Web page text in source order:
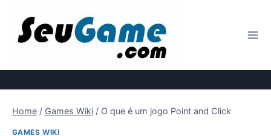
Home / Games Wiki / O que é um jogo Point and Click
GAMES WIKI